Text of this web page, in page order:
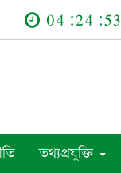
04:24:54
তথ্যপ্রযুক্তি